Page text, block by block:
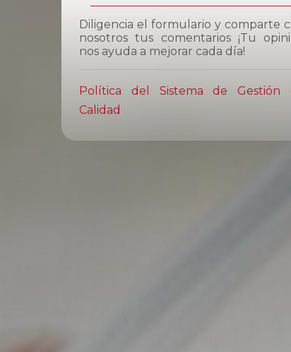
Diligencia el formulario y comparte
nosotros tus comentarios ¡Tu
nos ayuda a mejorar cada día!
Política del Sistema de Gestión
Calidad